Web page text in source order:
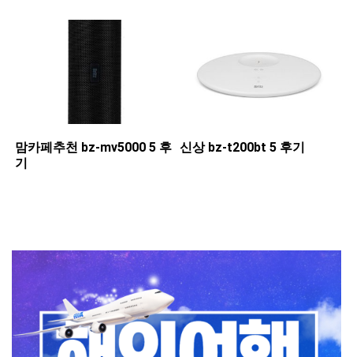
맘카페추천 ​bz-mv5000 5 후
기
신상 ​bz-t200bt 5 후기